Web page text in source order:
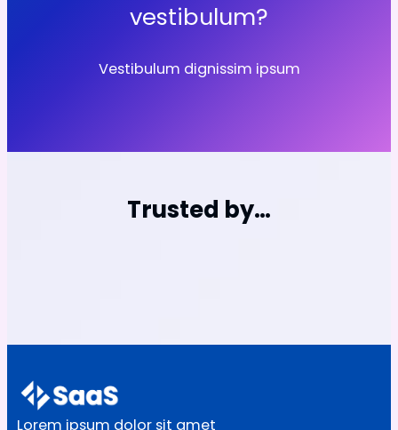
vestibulum?
Vestibulum dignissim ipsum
Trusted by…
Lorem ipsum dolor sit amet